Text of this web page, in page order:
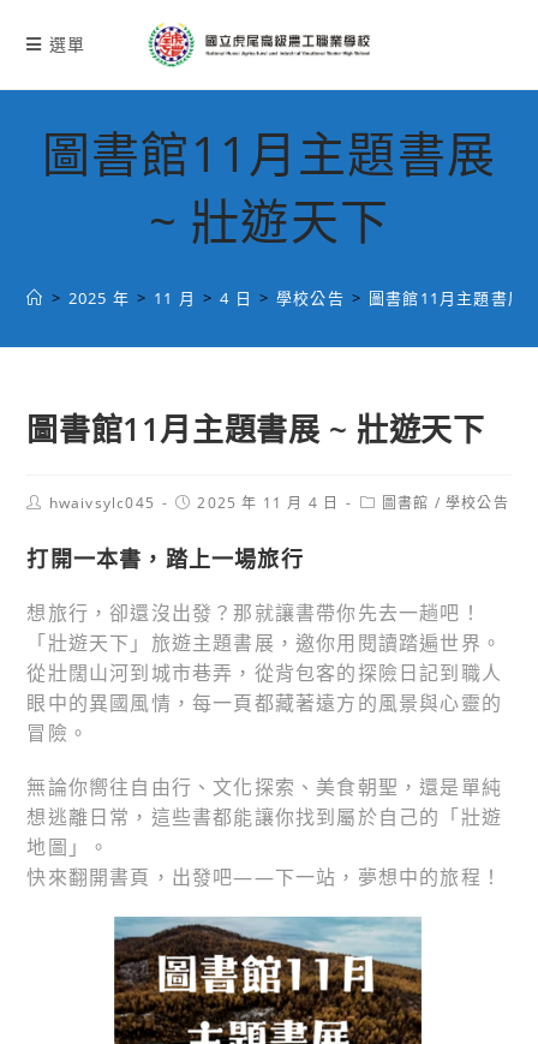
選單
圖書館11月主題書展
~ 壯遊天下
> 2025 年 > 11 月 > 4 日 > 學校公告 > 圖書館11月主題書展
圖書館11月主題書展 ~ 壯遊天下
Posthwaivsylc045
Post2025 年 11 月 4 日
Post圖書館 / 學校公告
打開一本書，踏上一場旅行
想旅行，卻還沒出發？那就讓書帶你先去一趟吧！
「壯遊天下」旅遊主題書展，邀你用閱讀踏遍世界。
從壯闊山河到城市巷弄，從背包客的探險日記到職人
眼中的異國風情，每一頁都藏著遠方的風景與心靈的
冒險。
無論你嚮往自由行、文化探索、美食朝聖，還是單純
想逃離日常，這些書都能讓你找到屬於自己的「壯遊
地圖」。
快來翻開書頁，出發吧——下一站，夢想中的旅程！